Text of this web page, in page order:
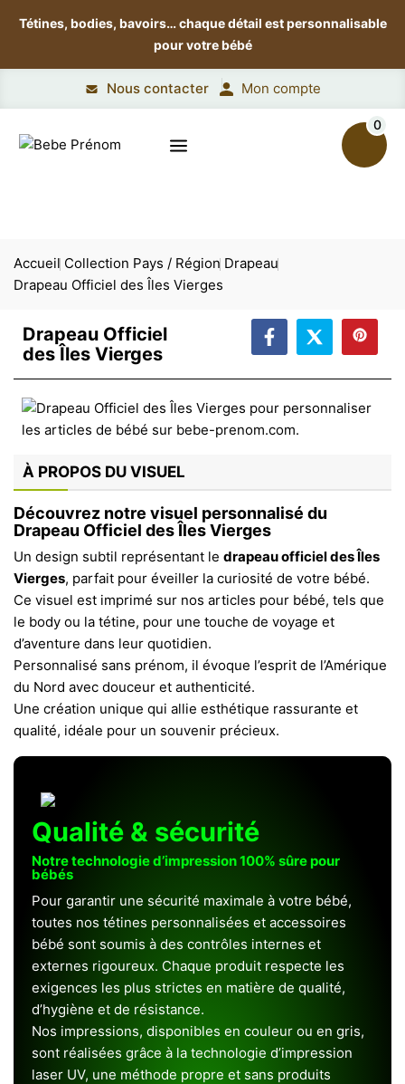
Tétines, bodies, bavoirs…chaque détail est personnalisable
pour votre bébé
Nous contacter Mon compte
0
Accueil Collection Pays / Région Drapeau
Drapeau Officiel des Îles Vierges
Drapeau Officiel
des Îles Vierges
À PROPOS DU VISUEL
Découvrez notre visuel personnalisé du
Drapeau Officiel des Îles Vierges
Un design subtil représentant le drapeau officiel des Îles
Vierges, parfait pour éveiller la curiosité de votre bébé.
Ce visuel est imprimé sur nos articles pour bébé, tels que
le body ou la tétine, pour une touche de voyage et
d’aventure dans leur quotidien.
Personnalisé sans prénom, il évoque l’esprit de l’Amérique
du Nord avec douceur et authenticité.
Une création unique qui allie esthétique rassurante et
qualité, idéale pour un souvenir précieux.
Qualité & sécurité
Notre technologie d’impression 100% sûre pour
bébés
Pour garantir une sécurité maximale à votre bébé,
toutes nos tétines personnalisées et accessoires
bébé sont soumis à des contrôles internes et
externes rigoureux. Chaque produit respecte les
exigences les plus strictes en matière de qualité,
d’hygiène et de résistance.
Nos impressions, disponibles en couleur ou en gris,
sont réalisées grâce à la technologie d’impression
laser UV, une méthode propre et sans produits